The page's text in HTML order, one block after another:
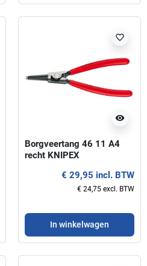
visibility
favorite_border
Borgveertang 46 11 A4
recht KNIPEX
€ 29,95 incl. BTW
€ 24,75 excl. BTW
In winkelwagen